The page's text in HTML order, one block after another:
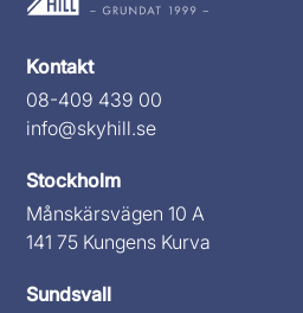
Kontakt
08-409 439 00
info@skyhill.se
Stockholm
Månskärsvägen 10 A
141 75 Kungens Kurva
Sundsvall